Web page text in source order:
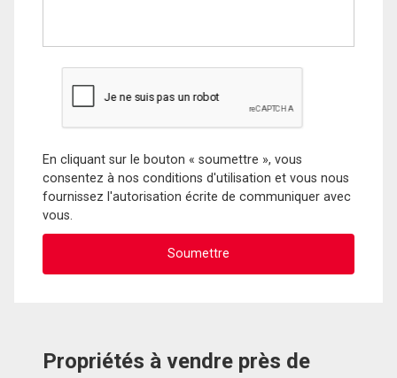
En cliquant sur le bouton « soumettre », vous
consentez à nos conditions d'utilisation et vous nous
fournissez l'autorisation écrite de communiquer avec
vous.
Propriétés à vendre près de